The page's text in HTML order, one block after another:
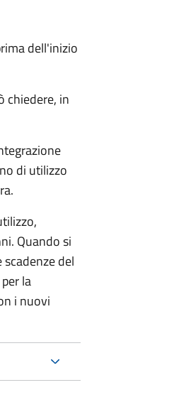
dell'inizio
chiedere, in
di utilizzo
Quando si
del
la
i nuovi